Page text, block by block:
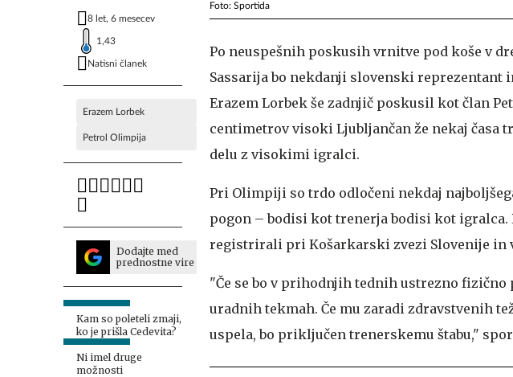
8 let, 6 mesecev
1,43
Natisni članek
Erazem Lorbek
Petrol Olimpija
Dodajte med
prednostne vire
Kam so poleteli zmaji,
ko je prišla Cedevita?
Ni imel druge
možnosti
Foto: Sportida
Po neuspešnih poskusih vrnitve pod koše v
Sassarija bo nekdanji slovenski
Erazem Lorbek še zadnjič poskusil kot član
centimetrov visoki Ljubljančan že nekaj časa
delu z visokimi igralci.
Pri Olimpiji so trdo odločeni nekdaj
pogon – bodisi kot trenerja bodisi kot igralca.
registrirali pri Košarkarski zvezi Slovenije in
"Če se bo v prihodnjih tednih ustrezno
uradnih tekmah. Če mu zaradi zdravstvenih
uspela, bo priključen trenerskemu štabu,"